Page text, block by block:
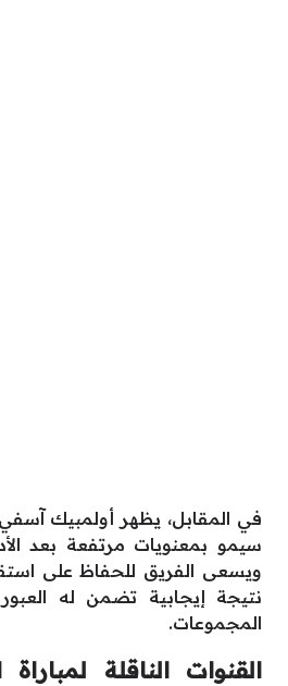
في المقابل، يظهر أولمبيك
سيمو بمعنويات مرتفعة بعد
ويسعى الفريق للحفاظ على
نتيجة إيجابية تضمن له
المجموعات.
القنوات الناقلة